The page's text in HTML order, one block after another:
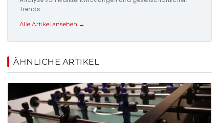
Trends.
Alle Artikel ansehen →
ÄHNLICHE ARTIKEL